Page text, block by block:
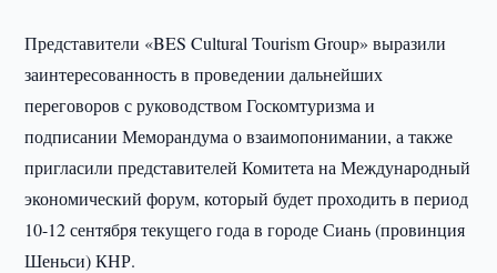
Представители «BES Cultural Tourism Group» выразили
заинтересованность в проведении дальнейших
переговоров с руководством Госкомтуризма и
подписании Меморандума о взаимопонимании, а также
пригласили представителей Комитета на Международный
экономический форум, который будет проходить в период
10-12 сентября текущего года в городе Сиань (провинция
Шеньси) КНР.